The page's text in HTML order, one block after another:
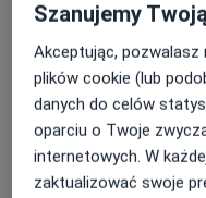
Bezpieczne płatności
mgr Magda
Fizjoterapeuta·Więcej
13 opinii
Szanujemy
Akceptując,
plików cookie (lub
danych do celów
oparciu o Twoje
internetowych. W
zaktualizować swoje